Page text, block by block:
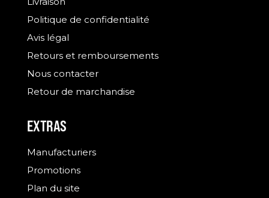
Politique de confidentialité
Avis légal
Retours et remboursements
Nous contacter
Retour de marchandise
EXTRAS
Manufacturiers
Promotions
Plan du site